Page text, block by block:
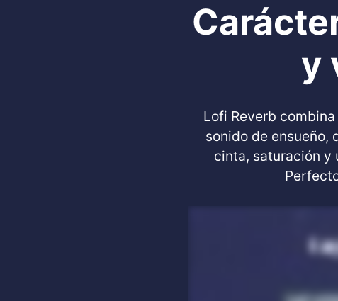
y
Lofi Reverb
sonido de ensueño,
cinta, saturación y